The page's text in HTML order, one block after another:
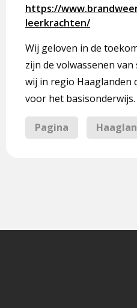
https://
leerkrachten/
Wij geloven in de
zijn de volwassenen
wij in regio Haaglanden
voor het basisonderwijs.
Pagina
Voor
leerkrachten